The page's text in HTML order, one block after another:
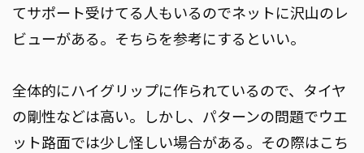
てサポート受けてる人もいるのでネットに沢山のレ
ビューがある。そちらを参考にするといい。
全体的にハイグリップに作られているので、タイヤ
の剛性などは高い。しかし、パターンの問題でウエ
ット路面では少し怪しい場合がある。その際はこち